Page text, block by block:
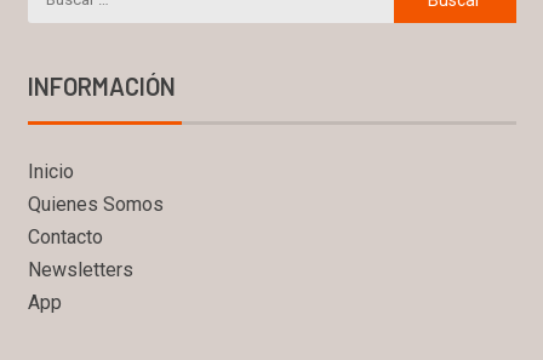
INFORMACIÓN
Inicio
Quienes Somos
Contacto
Newsletters
App